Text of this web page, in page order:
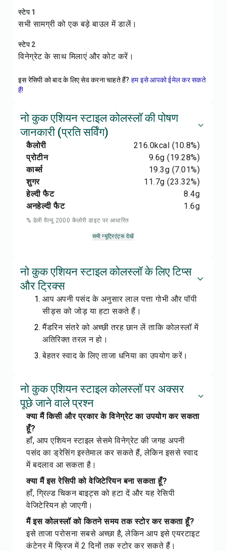
स्टेप 1
सभी सामग्री को एक बड़े बाउल में डालें।
स्टेप 2
विनेग्रेट के साथ मिलाएं और कोट करें।
इस रेसिपी को बाद के लिए सेव करना चाहते हैं? हम इसे आपको ईमेल कर सकते
हैं!
नो कुक एशियन स्टाइल कोलस्लॉ की पोषण
जानकारी (प्रति सर्विंग)
कैलोरी 216.0kcal (10.8%)
प्रोटीन
9.6g (19.28%)
कार्ब्स
19.3g (7.01%)
शुगर
11.7g (23.32%)
हेल्दी फैट
8.4g
अनहेल्दी फैट
1.6g
% डेली वैल्यू 2000 कैलोरी डाइट पर आधारित
सभी न्यूट्रिएंट्स देखें
नो कुक एशियन स्टाइल कोलस्लॉ के लिए टिप्स
और ट्रिक्स
आप अपनी पसंद के अनुसार लाल पत्ता गोभी और पॉपी
सीड्स को जोड़ या हटा सकते हैं।
मैंडरिन संतरे को अच्छी तरह छान लें ताकि कोलस्लॉ में
अतिरिक्त तरल न हो।
बेहतर स्वाद के लिए ताजा धनिया का उपयोग करें।
नो कुक एशियन स्टाइल कोलस्लॉ पर अक्सर
पूछे जाने वाले प्रश्न
क्या मैं किसी और प्रकार के विनेग्रेट का उपयोग कर सकता
हूँ?
हाँ, आप एशियन स्टाइल सेसमे विनेग्रेट की जगह अपनी
पसंद का ड्रेसिंग इस्तेमाल कर सकते हैं, लेकिन इससे स्वाद
में बदलाव आ सकता है।
क्या मैं इस रेसिपी को वेजिटेरियन बना सकता हूँ?
हाँ, ग्रिल्ड चिकन बाइट्स को हटा दें और यह रेसिपी
वेजिटेरियन हो जाएगी।
मैं इस कोलस्लॉ को कितने समय तक स्टोर कर सकता हूँ?
इसे ताजा परोसना सबसे अच्छा है, लेकिन आप इसे एयरटाइट
कंटेनर में फ्रिज में 2 दिनों तक स्टोर कर सकते हैं।